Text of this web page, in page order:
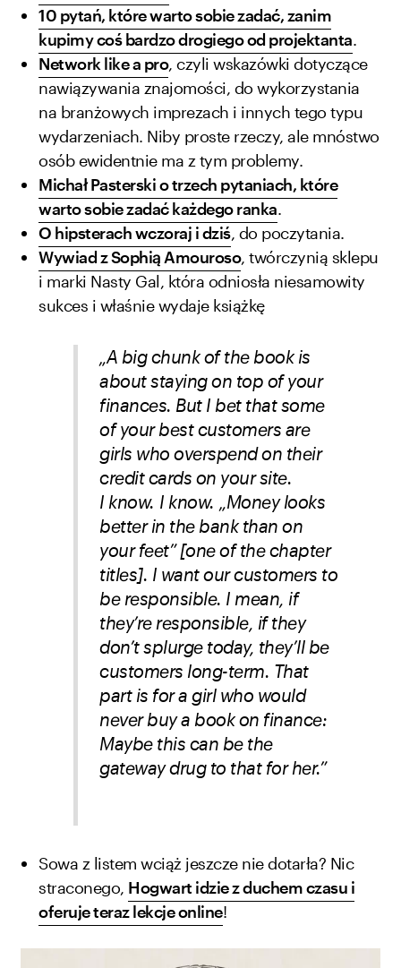
10 pytań, które warto sobie zadać, zanim
kupimy coś bardzo drogiego od projektanta.
Network like a pro, czyli wskazówki dotyczące
nawiązywania znajomości, do wykorzystania
na branżowych imprezach i innych tego typu
wydarzeniach. Niby proste rzeczy, ale mnóstwo
osób ewidentnie ma z tym problemy.
Michał Pasterski o trzech pytaniach, które
warto sobie zadać każdego ranka.
O hipsterach wczoraj i dziś, do poczytania.
Wywiad z Sophią Amouroso, twórczynią sklepu
i marki Nasty Gal, która odniosła niesamowity
sukces i właśnie wydaje książkę
„A big chunk of the book is
about staying on top of your
finances. But I bet that some
of your best customers are
girls who overspend on their
credit cards on your site.
I know. I know. „Money looks
better in the bank than on
your feet” [one of the chapter
titles]. I want our customers to
be responsible. I mean, if
they’re responsible, if they
don’t splurge today, they’ll be
customers long-term. That
part is for a girl who would
never buy a book on finance:
Maybe this can be the
gateway drug to that for her.”
Sowa z listem wciąż jeszcze nie dotarła? Nic
straconego, Hogwart idzie z duchem czasu i
oferuje teraz lekcje online!